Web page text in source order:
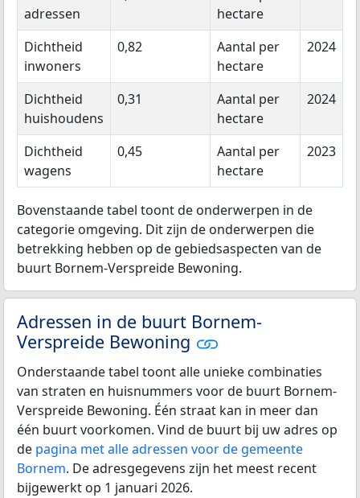
adressen
hectare
Dichtheid
inwoners
0,82
Aantal per
hectare
2024
Dichtheid
huishoudens
0,31
Aantal per
hectare
2024
Dichtheid
wagens
0,45
Aantal per
hectare
2023
Bovenstaande tabel toont de onderwerpen in de
categorie omgeving. Dit zijn de onderwerpen die
betrekking hebben op de gebiedsaspecten van de
buurt Bornem-Verspreide Bewoning.
Adressen in de buurt Bornem-
Verspreide Bewoning
Onderstaande tabel toont alle unieke combinaties
van straten en huisnummers voor de buurt Bornem-
Verspreide Bewoning. Één straat kan in meer dan
één buurt voorkomen. Vind de buurt bij uw adres op
de pagina met alle adressen voor de gemeente
Bornem. De adresgegevens zijn het meest recent
bijgewerkt op 1 januari 2026.